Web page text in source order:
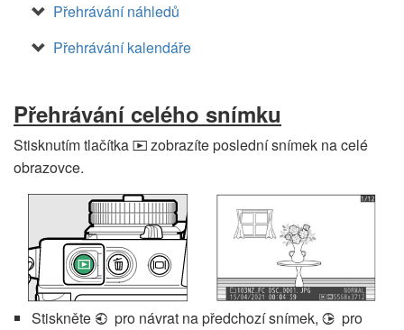
Přehrávání náhledů
Přehrávání kalendáře
Přehrávání celého snímku
Stisknutím tlačítka K zobrazíte poslední snímek na celé
obrazovce.
Stiskněte 4 pro návrat na předchozí snímek, 2 pro